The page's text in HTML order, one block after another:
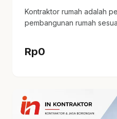
Kontraktor rumah adalah
pembangunan rumah
Rp0